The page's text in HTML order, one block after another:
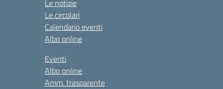
Le notizie
Le circolari
Calendario eventi
Albo online
Eventi
Albo online
Amm. trasparente